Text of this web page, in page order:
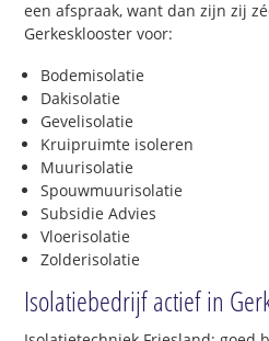
een afspraak, want dan zijn zij
Gerkesklooster voor:
Bodemisolatie
Dakisolatie
Gevelisolatie
Kruipruimte isoleren
Muurisolatie
Spouwmuurisolatie
Subsidie Advies
Vloerisolatie
Zolderisolatie
Isolatiebedrijf actief in